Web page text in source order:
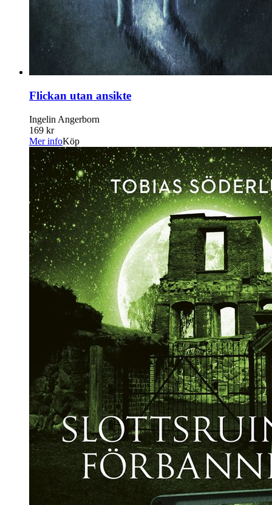
Flickan utan ansikte
Ingelin Angerborn
169 kr
Mer infoKöp